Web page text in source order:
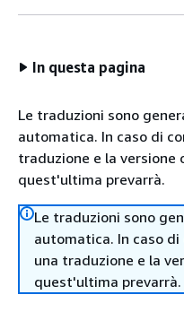
In questa pagina
Le traduzioni sono
automatica. In caso di
traduzione e la versione
quest'ultima prevarrà.
Le traduzioni sono
automatica. In caso
una traduzione e la
quest'ultima prevarrà.